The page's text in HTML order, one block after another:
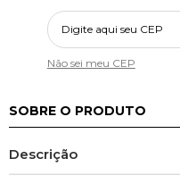
Não sei meu CEP
SOBRE O PRODUTO
Descrição